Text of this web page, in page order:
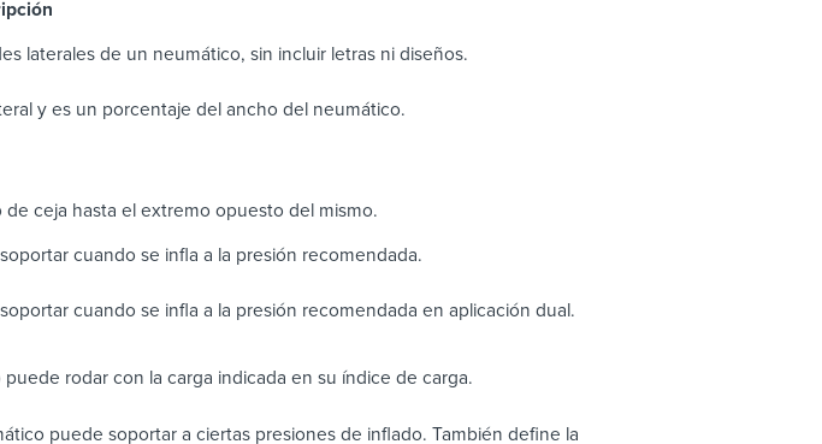
laterales de un neumático, sin incluir letras ni diseños.
y es un porcentaje del ancho del neumático.
ceja hasta el extremo opuesto del mismo.
cuando se infla a la presión recomendada.
cuando se infla a la presión recomendada en aplicación dual.
rodar con la carga indicada en su índice de carga.
puede soportar a ciertas presiones de inflado. También define la